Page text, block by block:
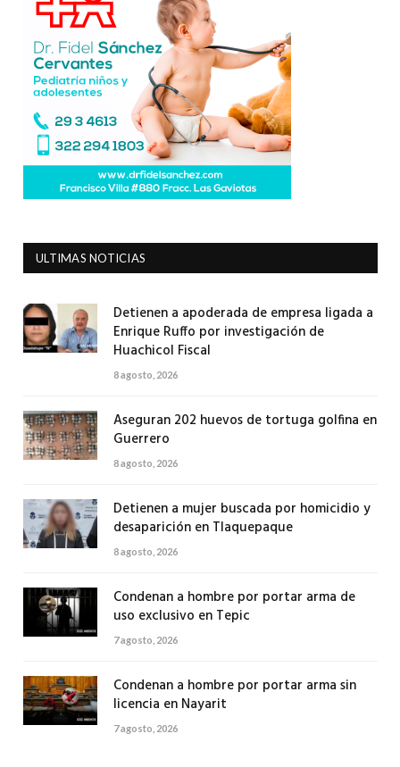
ULTIMAS NOTICIAS
Detienen a apoderada de empresa ligada a
Enrique Ruffo por investigación de
Huachicol Fiscal
8 agosto, 2026
Aseguran 202 huevos de tortuga golfina en
Guerrero
8 agosto, 2026
Detienen a mujer buscada por homicidio y
desaparición en Tlaquepaque
8 agosto, 2026
Condenan a hombre por portar arma de
uso exclusivo en Tepic
7 agosto, 2026
Condenan a hombre por portar arma sin
licencia en Nayarit
7 agosto, 2026